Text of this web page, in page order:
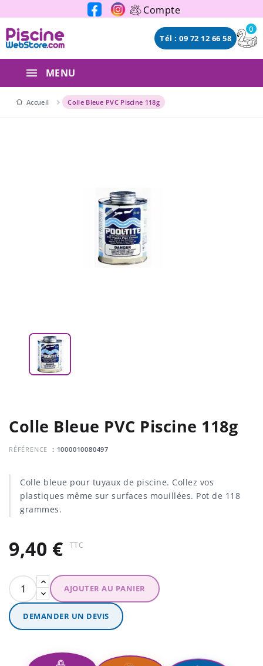
Panneau de gestion des cookiesCompte
Tél : 09 72 12 66 58
0
MENU
Accueil Colle Bleue PVC Piscine 118g
Colle Bleue PVC Piscine 118g
RÉFÉRENCE : 1000010080497
Colle bleue pour tuyaux de piscine. Collez vos
plastiques même sur surfaces mouillées. Pot de 118
grammes.
9,40 € TTC
AJOUTER AU PANIER
DEMANDER UN DEVIS